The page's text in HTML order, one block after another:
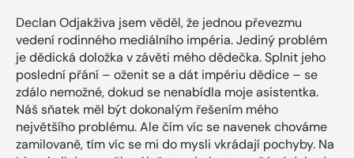
Declan Odjakživa jsem věděl, že jednou převezmu
vedení rodinného mediálního impéria. Jediný problém
je dědická doložka v závěti mého dědečka. Splnit jeho
poslední přání – oženit se a dát impériu dědice – se
zdálo nemožné, dokud se nenabídla moje asistentka.
Náš sňatek měl být dokonalým řešením mého
největšího problému. Ale čím víc se navenek chováme
zamilovaně, tím víc se mi do mysli vkrádají pochyby. Na